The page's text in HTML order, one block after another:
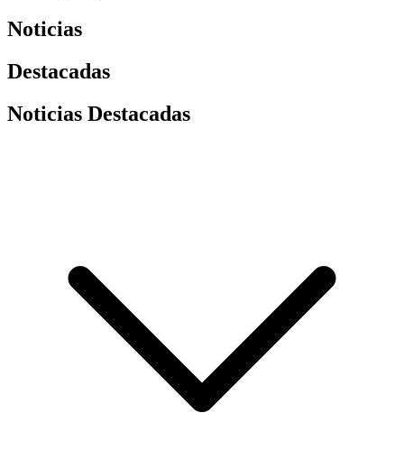
Noticias
Destacadas
Noticias Destacadas